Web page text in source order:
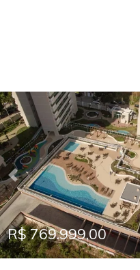
Previous
R$ 769.999,00